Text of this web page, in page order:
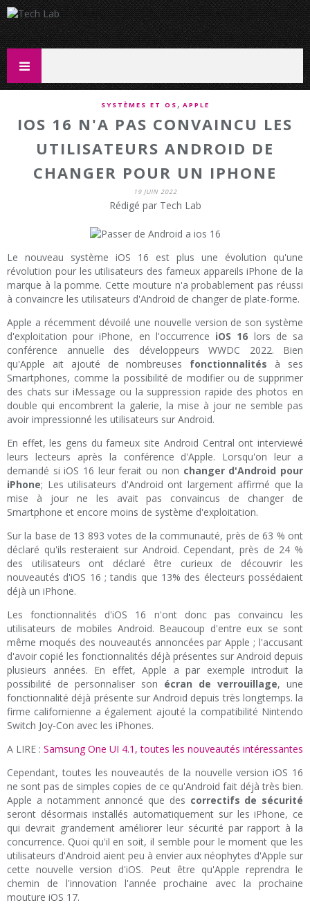
SYSTÈMES ET OS , APPLE
IOS 16 N'A PAS CONVAINCU LES
UTILISATEURS ANDROID DE
CHANGER POUR UN IPHONE
19 JUIN 2022
Rédigé par Tech Lab
Le nouveau système iOS 16 est plus une évolution qu'une
révolution pour les utilisateurs des fameux appareils iPhone de la
marque à la pomme. Cette mouture n'a probablement pas réussi
à convaincre les utilisateurs d'Android de changer de plate-forme.
Apple a récemment dévoilé une nouvelle version de son système
d'exploitation pour iPhone, en l'occurrence iOS 16 lors de sa
conférence annuelle des développeurs WWDC 2022. Bien
qu'Apple ait ajouté de nombreuses fonctionnalités à ses
Smartphones, comme la possibilité de modifier ou de supprimer
des chats sur iMessage ou la suppression rapide des photos en
double qui encombrent la galerie, la mise à jour ne semble pas
avoir impressionné les utilisateurs sur Android.
En effet, les gens du fameux site Android Central ont interviewé
leurs lecteurs après la conférence d'Apple. Lorsqu'on leur a
demandé si iOS 16 leur ferait ou non changer d'Android pour
iPhone; Les utilisateurs d'Android ont largement affirmé que la
mise à jour ne les avait pas convaincus de changer de
Smartphone et encore moins de système d'exploitation.
Sur la base de 13 893 votes de la communauté, près de 63 % ont
déclaré qu'ils resteraient sur Android. Cependant, près de 24 %
des utilisateurs ont déclaré être curieux de découvrir les
nouveautés d'iOS 16 ; tandis que 13% des électeurs possédaient
déjà un iPhone.
Les fonctionnalités d'iOS 16 n'ont donc pas convaincu les
utilisateurs de mobiles Android. Beaucoup d'entre eux se sont
même moqués des nouveautés annoncées par Apple ; l'accusant
d'avoir copié les fonctionnalités déjà présentes sur Android depuis
plusieurs années. En effet, Apple a par exemple introduit la
possibilité de personnaliser son écran de verrouillage, une
fonctionnalité déjà présente sur Android depuis très longtemps. la
firme californienne a également ajouté la compatibilité Nintendo
Switch Joy-Con avec les iPhones.
A LIRE : Samsung One UI 4.1, toutes les nouveautés intéressantes
Cependant, toutes les nouveautés de la nouvelle version iOS 16
ne sont pas de simples copies de ce qu'Android fait déjà très bien.
Apple a notamment annoncé que des correctifs de sécurité
seront désormais installés automatiquement sur les iPhone, ce
qui devrait grandement améliorer leur sécurité par rapport à la
concurrence. Quoi qu'il en soit, il semble pour le moment que les
utilisateurs d'Android aient peu à envier aux néophytes d'Apple sur
cette nouvelle version d'iOS. Peut être qu'Apple reprendra le
chemin de l'innovation l'année prochaine avec la prochaine
mouture iOS 17.